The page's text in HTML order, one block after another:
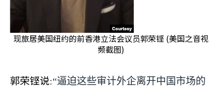
现旅居美国纽约的前香港立法会议员郭荣铿 (美国之音视
频截图)
郭荣铿说:“逼迫这些审计外企离开中国市场的